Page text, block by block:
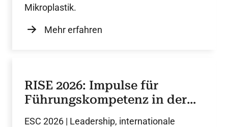
Mikroplastik.
Mehr erfahren
RISE 2026: Impulse für
Führungskompetenz in der
Kardiologie
ESC 2026 | Leadership, internationale